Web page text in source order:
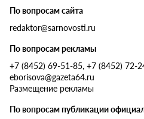
По вопросам сайта
redaktor@sarnovosti.ru
По вопросам рекламы
+7 (8452) 69-51-85, +7 (8452) 72-
eborisova@gazeta64.ru
Размещение рекламы
По вопросам публикации